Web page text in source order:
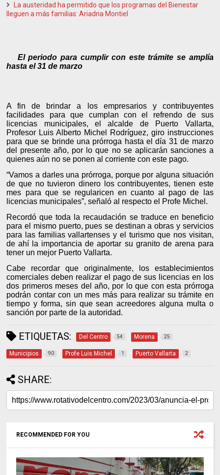
La austeridad ha permitido que los programas del Bienestar
lleguen a más familias: Ariadna Montiel
El periodo para cumplir con este trámite se amplía
hasta el 31 de marzo
A fin de brindar a los empresarios y contribuyentes
facilidades para que cumplan con el refrendo de sus
licencias municipales, el alcalde de Puerto Vallarta,
Profesor Luis Alberto Michel Rodríguez, giro instrucciones
para que se brinde una prórroga hasta el día 31 de marzo
del presente año, por lo que no se aplicarán sanciones a
quienes aún no se ponen al corriente con este pago.
“Vamos a darles una prórroga, porque por alguna situación
de que no tuvieron dinero los contribuyentes, tienen este
mes para que se regularicen en cuanto al pago de las
licencias municipales”, señaló al respecto el Profe Michel.
Recordó que toda la recaudación se traduce en beneficio
para el mismo puerto, pues se destinan a obras y servicios
para las familias vallartenses y el turismo que nos visitan,
de ahí la importancia de aportar su granito de arena para
tener un mejor Puerto Vallarta.
Cabe recordar que originalmente, los establecimientos
comerciales deben realizar el pago de sus licencias en los
dos primeros meses del año, por lo que con esta prórroga
podrán contar con un mes más para realizar su trámite en
tiempo y forma, sin que sean acreedores alguna multa o
sanción por parte de la autoridad.
ETIQUETAS: Del Centro 54 Morena 25
Municipios 90 Profe Luis Michel 1 Puerto Vallarta 2
SHARE:
RECOMMENDED FOR YOU